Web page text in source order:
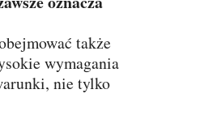
także
wymagania
nie tylko